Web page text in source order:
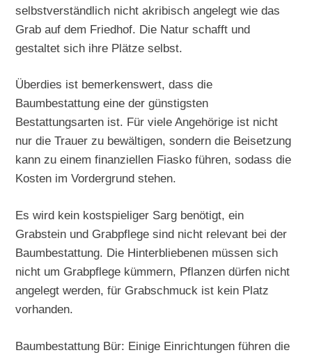
selbstverständlich nicht akribisch angelegt wie das
Grab auf dem Friedhof. Die Natur schafft und
gestaltet sich ihre Plätze selbst.
Überdies ist bemerkenswert, dass die
Baumbestattung eine der günstigsten
Bestattungsarten ist. Für viele Angehörige ist nicht
nur die Trauer zu bewältigen, sondern die Beisetzung
kann zu einem finanziellen Fiasko führen, sodass die
Kosten im Vordergrund stehen.
Es wird kein kostspieliger Sarg benötigt, ein
Grabstein und Grabpflege sind nicht relevant bei der
Baumbestattung. Die Hinterbliebenen müssen sich
nicht um Grabpflege kümmern, Pflanzen dürfen nicht
angelegt werden, für Grabschmuck ist kein Platz
vorhanden.
Baumbestattung Bür: Einige Einrichtungen führen die